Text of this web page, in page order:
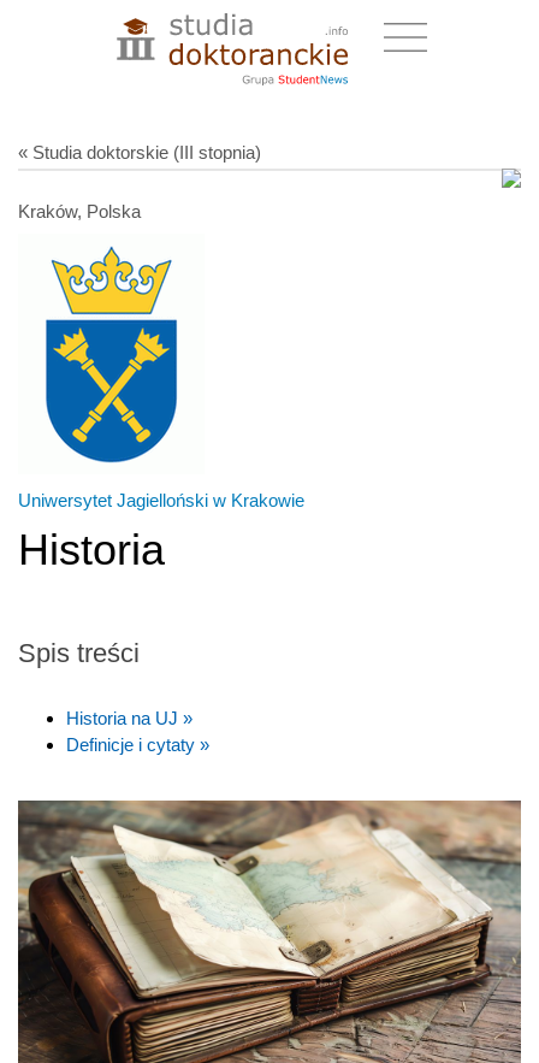
« Studia doktorskie (III stopnia)
Kraków, Polska
Uniwersytet Jagielloński w Krakowie
Historia
Spis treści
Historia na UJ »
Definicje i cytaty »